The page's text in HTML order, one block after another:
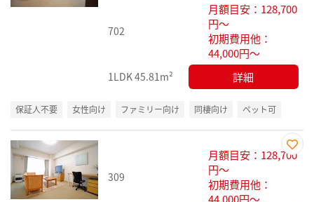
録
702
月額目安：128,700
円～
初期費用他：
44,000円～
1LDK45.81m² 詳細
保証人不要 女性向け ファミリー向け 同棲向け ペット可
お気
309
月額目安：128,700
円～
初期費用他：
44,000円～